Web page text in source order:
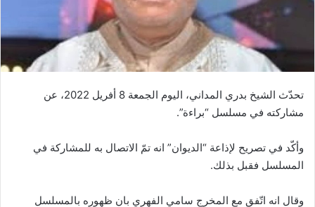
تحدّث الشيخ بدري المداني، اليوم الجمعة 8 أفريل 2022، عن
مشاركته في مسلسل “براءة”.
وأكّد في تصريح لإذاعة “الديوان” انه تمّ الاتصال به للمشاركة في
المسلسل فقبل بذلك.
وقال انه اتّفق مع المخرج سامي الفهري بان ظهوره بالمسلسل